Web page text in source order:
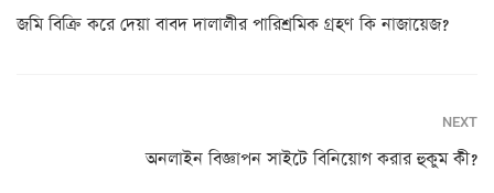
জমি বিক্রি করে দেয়া বাবদ দালালীর পারিশ্রমিক গ্রহণ কি নাজায়েজ?
NEXT
অনলাইন বিজ্ঞাপন সাইটে বিনিয়োগ করার হুকুম কী?